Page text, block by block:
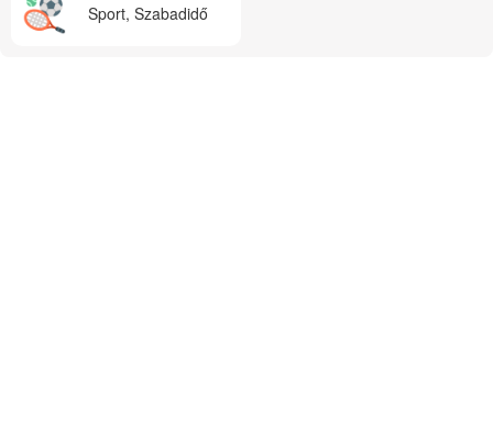
Sport, Szabadidő